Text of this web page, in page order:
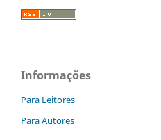
Informações
Para Leitores
Para Autores